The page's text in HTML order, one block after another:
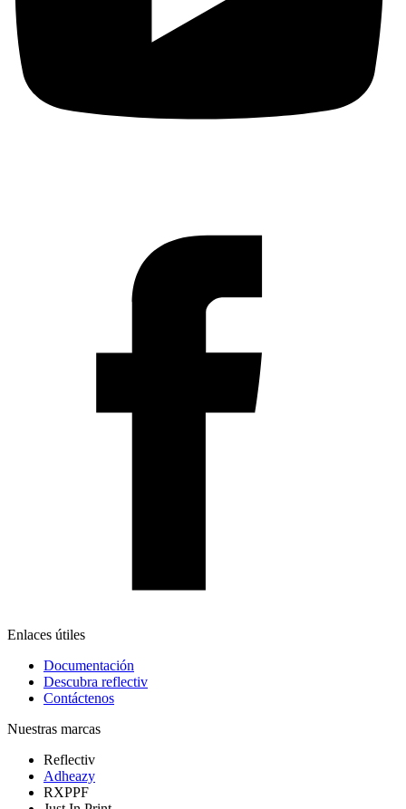
Enlaces útiles
Documentación
Descubra reflectiv
Contáctenos
Nuestras marcas
Reflectiv
Adheazy
RXPPF